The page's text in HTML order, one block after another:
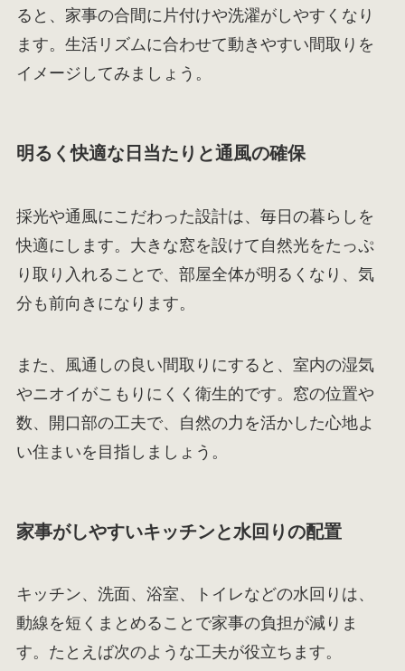
ると、家事の合間に片付けや洗濯がしやすくなり
ます。生活リズムに合わせて動きやすい間取りを
イメージしてみましょう。
明るく快適な日当たりと通風の確保
採光や通風にこだわった設計は、毎日の暮らしを
快適にします。大きな窓を設けて自然光をたっぷ
り取り入れることで、部屋全体が明るくなり、気
分も前向きになります。
また、風通しの良い間取りにすると、室内の湿気
やニオイがこもりにくく衛生的です。窓の位置や
数、開口部の工夫で、自然の力を活かした心地よ
い住まいを目指しましょう。
家事がしやすいキッチンと水回りの配置
キッチン、洗面、浴室、トイレなどの水回りは、
動線を短くまとめることで家事の負担が減りま
す。たとえば次のような工夫が役立ちます。